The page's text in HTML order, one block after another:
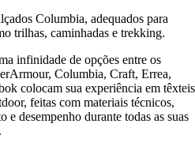
Columbia, adequados para
trilhas, caminhadas e trekking.
infinidade de opções entre os
Columbia, Craft, Errea,
colocam sua experiência em têxteis
feitas com materiais técnicos,
desempenho durante todas as suas